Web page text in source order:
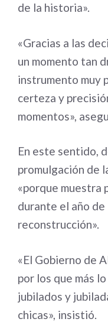
de la historia».
«Gracias a las
un momento tan
instrumento muy
certeza y
momentos»,
En este sentido,
promulgación de
«porque muestra
durante el año de
reconstrucción».
«El Gobierno de
por los que más
jubilados y
chicas», insistió.